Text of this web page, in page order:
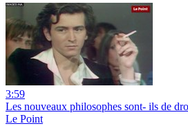
3:59
Les nouveaux philosophes sont- ils de
Le Point